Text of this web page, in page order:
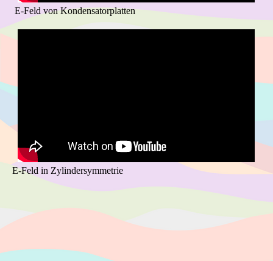
E-Feld von Kondensatorplatten
E-Feld in Zylindersymmetrie